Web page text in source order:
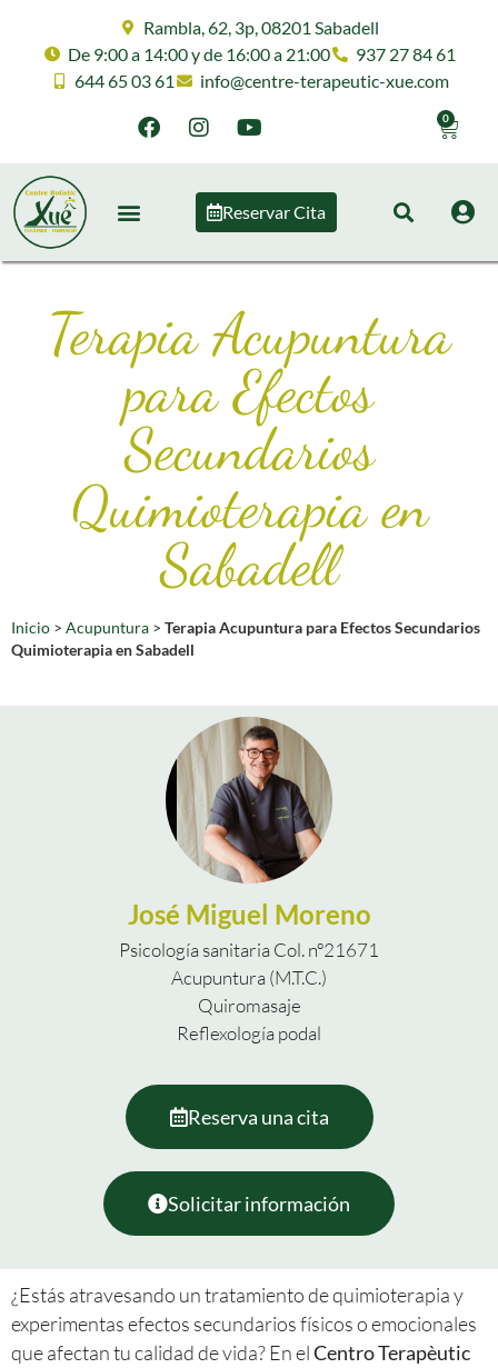
Rambla, 62, 3p, 08201 Sabadell
De 9:00 a 14:00 y de 16:00 a 21:00
937 27 84 61
644 65 03 61
info@centre-terapeutic-xue.com
0
Reservar Cita
Terapia Acupuntura
para Efectos
Secundarios
Quimioterapia en
Sabadell
Inicio > Acupuntura > Terapia Acupuntura para Efectos Secundarios
Quimioterapia en Sabadell
¿Estás atravesando un tratamiento de quimioterapia y
experimentas efectos secundarios físicos o emocionales
que afectan tu calidad de vida? En elCentro Terapèutic
José Miguel Moreno
Psicología sanitaria Col. nº21671
Acupuntura (M.T.C.)
Quiromasaje
Reflexología podal
Reserva una cita
Solicitar información